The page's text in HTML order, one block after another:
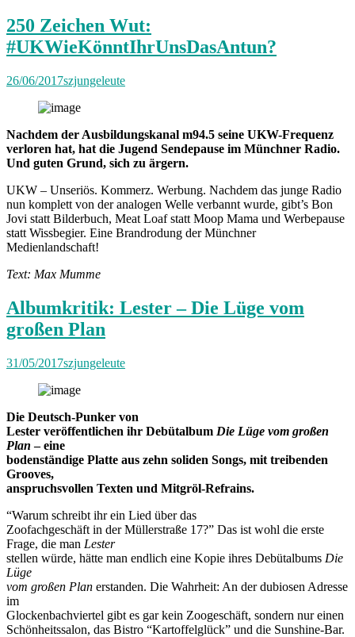
250 Zeichen Wut:
#UKWieKönntIhrUnsDasAntun?
26/06/2017szjungeleute
Nachdem der Ausbildungskanal m94.5 seine UKW-Frequenz
verloren hat, hat die Jugend Sendepause im Münchner Radio.
Und guten Grund, sich zu ärgern.
UKW – Unseriös. Kommerz. Werbung. Nachdem das junge Radio
nun komplett von der analogen Welle verbannt wurde, gibt’s Bon
Jovi statt Bilderbuch, Meat Loaf statt Moop Mama und Werbepause
statt Wissbegier. Eine Brandrodung der Münchner
Medienlandschaft!
Text: Max Mumme
Albumkritik: Lester – Die Lüge vom
großen Plan
31/05/2017szjungeleute
Die Deutsch-Punker von
Lester veröffentlichen ihr Debütalbum Die Lüge vom großen
Plan – eine
bodenständige Platte aus zehn soliden Songs, mit treibenden
Grooves,
anspruchsvollen Texten und Mitgröl-Refrains.
“Warum schreibt ihr ein Lied über das
Zoofachgeschäft in der Müllerstraße 17?” Das ist wohl die erste
Frage, die man Lester
stellen würde, hätte man endlich eine Kopie ihres Debütalbums Die
Lüge
vom großen Plan erstanden. Die Wahrheit: An der dubiosen Adresse
im
Glockenbachviertel gibt es gar kein Zoogeschäft, sondern nur einen
Schönheitssalon, das Bistro “Kartoffelglück” und die Sunshine-Bar.